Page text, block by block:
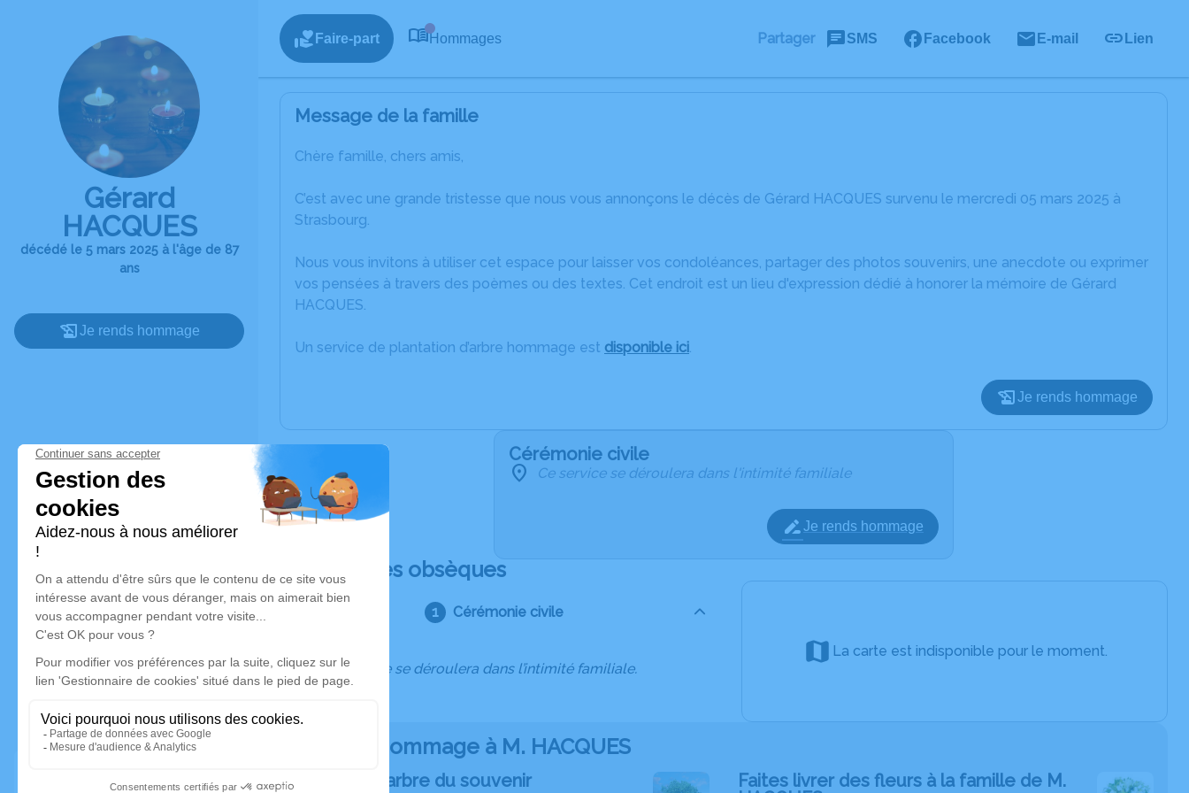
Gérard
HACQUES
décédé le 5 mars 2025 à l'âge de 87
ans
Je rends hommage
Faire-part Hommages Partager SMS Facebook E-mail Lien
Message de la famille
Chère famille, chers amis,
C’est avec une grande tristesse que nous vous annonçons le décès de Gérard HACQUES survenu le mercredi 05 mars 2025 à
Strasbourg.
Nous vous invitons à utiliser cet espace pour laisser vos condoléances, partager des photos souvenirs, une anecdote ou exprimer
vos pensées à travers des poèmes ou des textes. Cet endroit est un lieu d'expression dédié à honorer la mémoire de Gérard
HACQUES.
Un service de plantation d’arbre hommage est disponible ici.
Je rends hommage
Cérémonie civile
Ce service se déroulera dans l'intimité familiale
Je rends hommage
Déroulé des obsèques
Cérémonie civile
Ce service se déroulera dans l’intimité familiale.
La carte est indisponible pour le moment.
Rendez hommage à M. HACQUES
Plantez un arbre du souvenir
Faites livrer des fleurs à la famille de M.